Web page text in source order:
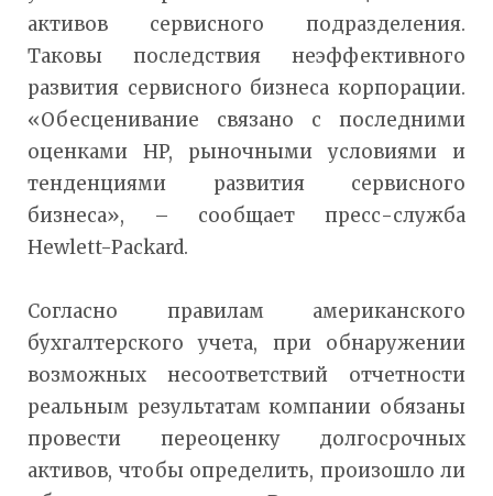
активов сервисного подразделения.
Таковы последствия неэффективного
развития сервисного бизнеса корпорации.
«Обесценивание связано с последними
оценками HP, рыночными условиями и
тенденциями развития сервисного
бизнеса», – сообщает пресс-служба
Hewlett-Packard.
Согласно правилам американского
бухгалтерского учета, при обнаружении
возможных несоответствий отчетности
реальным результатам компании обязаны
провести переоценку долгосрочных
активов, чтобы определить, произошло ли